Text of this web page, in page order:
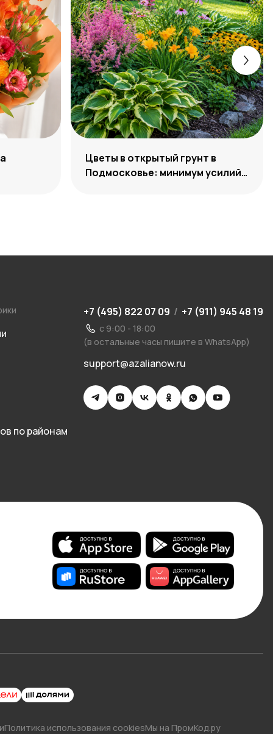
Цветы в открытый грунт в
Подмосковье: минимум усилий,
по районам
+7 (495) 822 07 09 / +7 (911) 945 48 19
с 9:00 - 18:00
(в остальные часы пишите в WhatsApp)
support@azalianow.ru
Политика использования cookiesМы на ПромКод.ру